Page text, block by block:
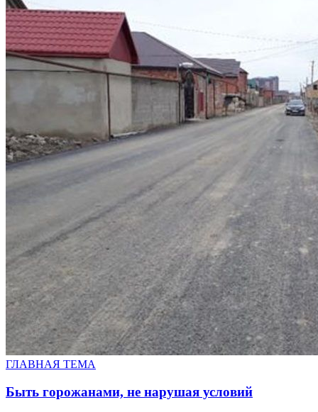
ГЛАВНАЯ ТЕМА
Быть горожанами, не нарушая условий